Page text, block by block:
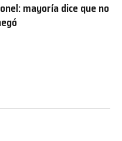
mayoría dice que no